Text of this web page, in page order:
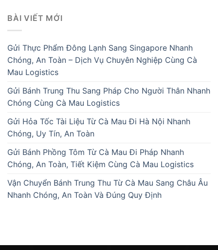
BÀI VIẾT MỚI
Gửi Thực Phẩm Đông Lạnh Sang Singapore Nhanh
Chóng, An Toàn – Dịch Vụ Chuyên Nghiệp Cùng Cà
Mau Logistics
Gửi Bánh Trung Thu Sang Pháp Cho Người Thân Nhanh
Chóng Cùng Cà Mau Logistics
Gửi Hỏa Tốc Tài Liệu Từ Cà Mau Đi Hà Nội Nhanh
Chóng, Uy Tín, An Toàn
Gửi Bánh Phồng Tôm Từ Cà Mau Đi Pháp Nhanh
Chóng, An Toàn, Tiết Kiệm Cùng Cà Mau Logistics
Vận Chuyển Bánh Trung Thu Từ Cà Mau Sang Châu Âu
Nhanh Chóng, An Toàn Và Đúng Quy Định